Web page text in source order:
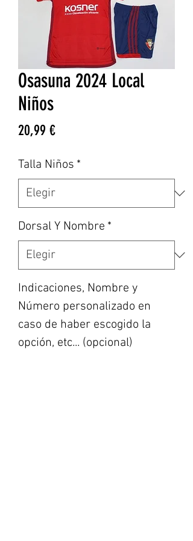
Osasuna 2024 Local
Niños
20,99 €Precio
Talla Niños *
Dorsal Y Nombre *
Indicaciones, Nombre y
Número personalizado en
caso de haber escogido la
opción, etc... (opcional)